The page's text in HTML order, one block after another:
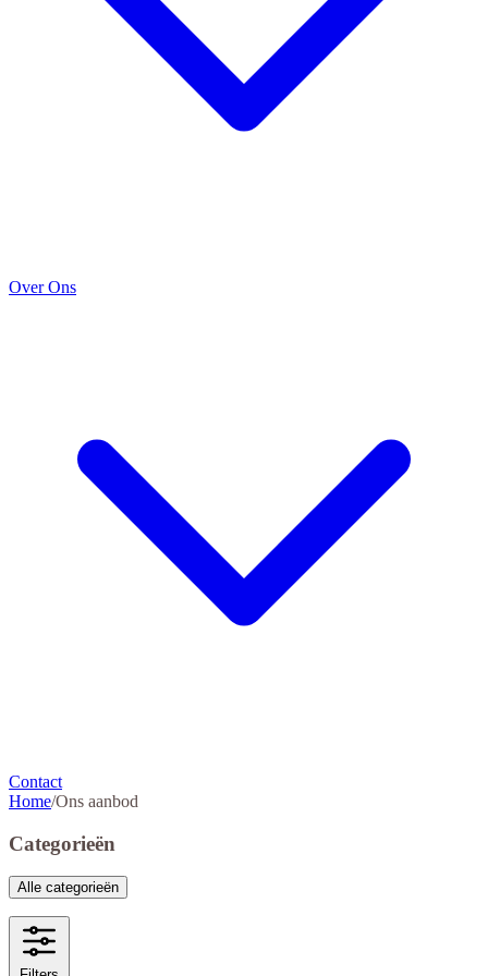
Over Ons
Contact
Home/Ons aanbod
Categorieën
Alle categorieën